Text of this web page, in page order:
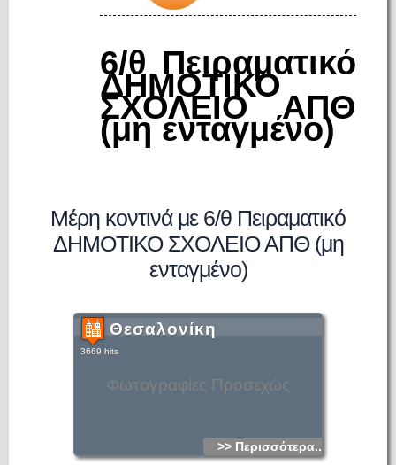
6/θ Πειραματικό
ΔΗΜΟΤΙΚΟ
ΣΧΟΛΕΙΟ ΑΠΘ
(μη ενταγμένο)
Μέρη κοντινά με 6/θ Πειραματικό
ΔΗΜΟΤΙΚΟ ΣΧΟΛΕΙΟ ΑΠΘ (μη
ενταγμένο)
Φωτογραφίες Προσεχώς
Θεσαλονίκη
3669 hits
>> Περισσότερα...